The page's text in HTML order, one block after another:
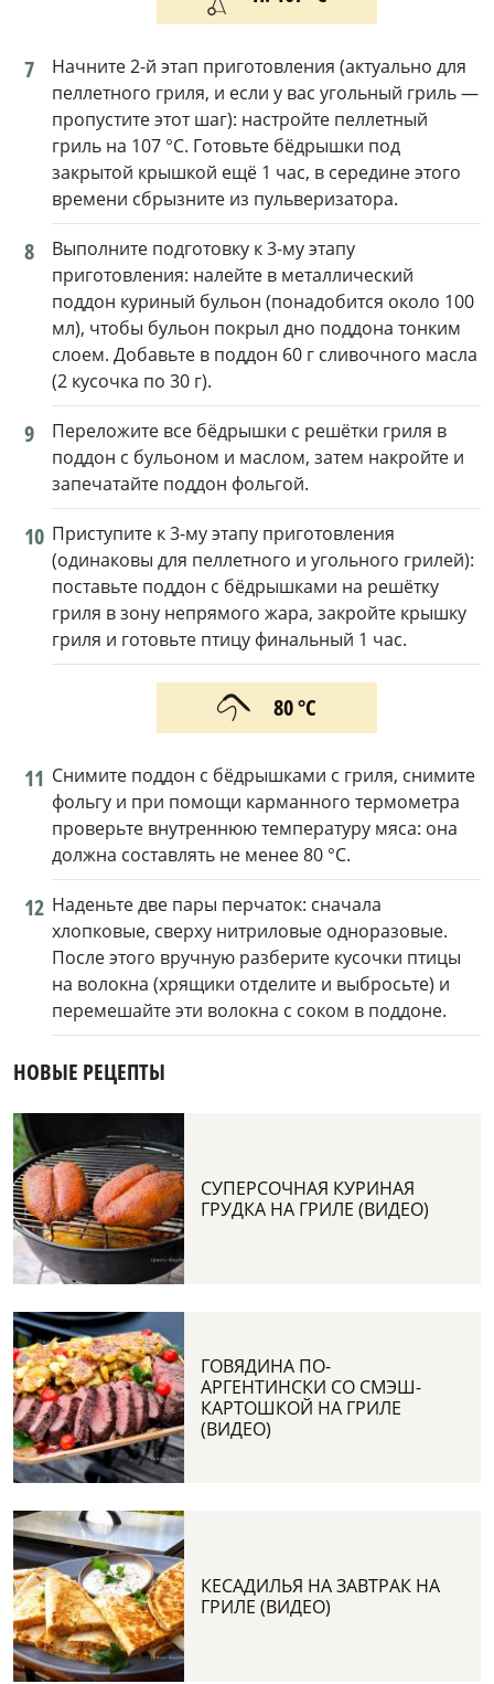
НОВЫЕ РЕЦЕПТЫ
СУПЕРСОЧНАЯ КУРИНАЯ
ГРУДКА НА ГРИЛЕ (ВИДЕО)
ГОВЯДИНА ПО-
АРГЕНТИНСКИ СО СМЭШ-
КАРТОШКОЙ НА ГРИЛЕ
(ВИДЕО)
КЕСАДИЛЬЯ НА ЗАВТРАК НА
ГРИЛЕ (ВИДЕО)
7
Начните 2-й этап приготовления (актуально для
пеллетного гриля, и если у вас угольный гриль —
пропустите этот шаг): настройте пеллетный
гриль на 107 °C. Готовьте бёдрышки под
закрытой крышкой ещё 1 час, в середине этого
времени сбрызните из пульверизатора.
8
Выполните подготовку к 3-му этапу
приготовления: налейте в металлический
поддон куриный бульон (понадобится около 100
мл), чтобы бульон покрыл дно поддона тонким
слоем. Добавьте в поддон 60 г сливочного масла
(2 кусочка по 30 г).
9
Переложите все бёдрышки с решётки гриля в
поддон с бульоном и маслом, затем накройте и
запечатайте поддон фольгой.
10 Приступите к 3-му этапу приготовления
(одинаковы для пеллетного и угольного грилей):
поставьте поддон с бёдрышками на решётку
гриля в зону непрямого жара, закройте крышку
гриля и готовьте птицу финальный 1 час.
80 °С
11 Снимите поддон с бёдрышками с гриля, снимите
фольгу и при помощи карманного термометра
проверьте внутреннюю температуру мяса: она
должна составлять не менее 80 °C.
12 Наденьте две пары перчаток: сначала
хлопковые, сверху нитриловые одноразовые.
После этого вручную разберите кусочки птицы
на волокна (хрящики отделите и выбросьте) и
перемешайте эти волокна с соком в поддоне.